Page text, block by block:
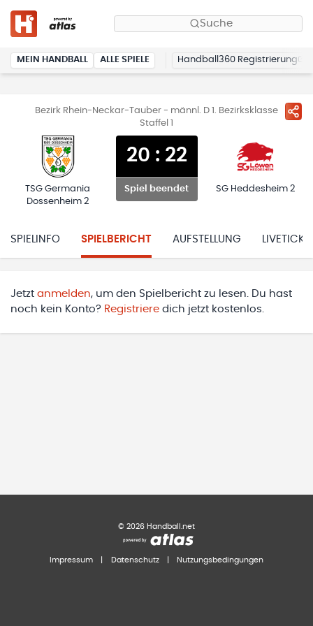
Suche
MEIN HANDBALL ALLE SPIELE Handball360 Registrierung
Bezirk Rhein-Neckar-Tauber - männl. D 1. Bezirksklasse
Staffel 1
TSG Germania
Dossenheim 2
20 : 22
Spiel beendet SG Heddesheim 2
SPIELINFO SPIELBERICHT AUFSTELLUNG
Jetzt anmelden, um den Spielbericht zu lesen. Du hast
noch kein Konto? Registriere dich jetzt kostenlos.
© 2026 Handball.net
Impressum Datenschutz Nutzungsbedingungen